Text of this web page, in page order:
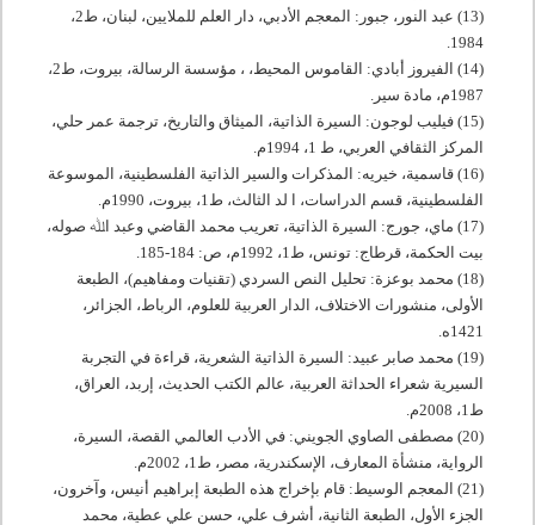
(13) عبد النور، جبور: المعجم الأدبي، دار العلم للملايين، لبنان، ط
2،
1984
.
(14) الفيروز أبادي: القاموس المحيط، ، مؤسسة الرسالة، بيروت، ط
2،
1987م، مادة سير.
(15) فيليب لوجون: السيرة الذاتية، الميثاق والتاريخ، ترجمة عمر حلي،
المركز الثقافي العربي، ط 1،1994م.
(16) قاسمية، خيريه: المذكرات والسير الذاتية الفلسطينية، الموسوعة
الفلسطينية، قسم الدراسات، ا لد الثالث، ط1، بيروت، 1990م.
(17) ماي، جورج: السيرة الذاتية، تعريب محمد القاضي وعبد اﷲ صوله،
بيت الحكمة، قرطاج: تونس، ط1، 1992م، ص:184
-
185
.
(18) محمد بوعزة: تحليل النص السردي (تقنيات ومفاهيم)، الطبعة
الأولى، منشورات الاختلاف، الدار العربية للعلوم، الرباط، الجزائر،
1421ه.
(19) محمد صابر عبيد: السيرة الذاتية الشعرية، قراءة في التجربة
السيرية شعراء الحداثة العربية، عالم الكتب الحديث، إربد، العراق،
ط1، 2008م.
(20) مصطفى الصاوي الجويني: في الأدب العالمي القصة، السيرة،
الرواية، منشأة المعارف، الإسكندرية، مصر، ط1، 2002م.
(21) المعجم الوسيط: قام بإخراج هذه الطبعة إبراهيم أنيس، وآخرون،
الجزء الأول، الطبعة الثانية، أشرف علي، حسن علي عطية، محمد